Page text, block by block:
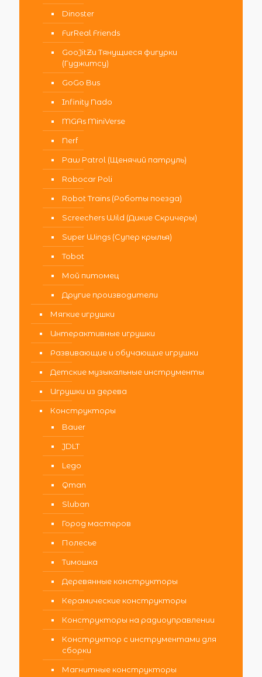
Dinoster
FurReal Friends
GooJitZu Тянущиеся фигурки
(Гуджитсу)
GoGo Bus
Infinity Nado
MGAs MiniVerse
Nerf
Paw Patrol (Щенячий патруль)
Robocar Poli
Robot Trains (Роботы поезда)
Screechers Wild (Дикие Скричеры)
Super Wings (Супер крылья)
Tobot
Мой питомец
Другие производители
Мягкие игрушки
Интерактивные игрушки
Развивающие и обучающие игрушки
Детские музыкальные инструменты
Игрушки из дерева
Конструкторы
Bauer
JDLT
Lego
Qman
Sluban
Город мастеров
Полесье
Тимошка
Деревянные конструкторы
Керамические конструкторы
Конструкторы на радиоуправлении
Конструктор с инструментами для
сборки
Магнитные конструкторы